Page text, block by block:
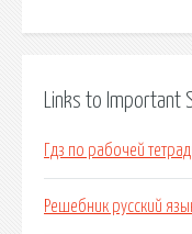
Links to Important
Гдз по рабочей
Решебник русский